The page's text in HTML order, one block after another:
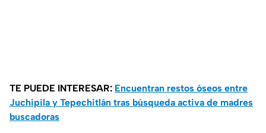
TE PUEDE INTERESAR: Encuentran restos óseos entre
Juchipila y Tepechitlán tras búsqueda activa de madres
buscadoras